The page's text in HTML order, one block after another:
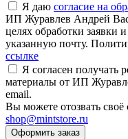
Я даю согласие на
ИП Журавлев Андрей
целях обработки заявки
указанную почту.
ссылке
Я согласен
материалы от ИП
email.
Вы можете отозвать своё
shop@mintstore.ru
Оформить заказ